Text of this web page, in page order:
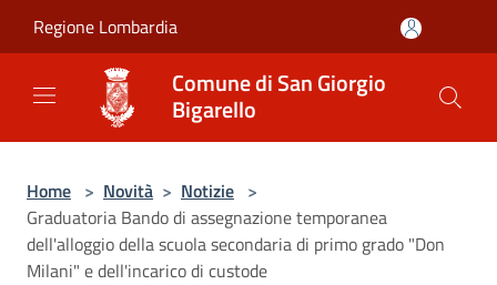
Regione Lombardia
Comune di San Giorgio
Bigarello
Home > Novità > Notizie >
Graduatoria Bando di assegnazione temporanea
dell'alloggio della scuola secondaria di primo grado "Don
Milani" e dell'incarico di custode